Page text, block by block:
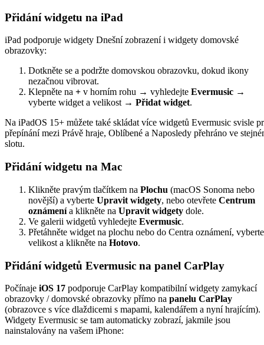
Přidání widgetu na iPad
iPad podporuje widgety Dnešní zobrazení i widgety domovské
obrazovky:
Dotkněte se a podržte domovskou obrazovku, dokud ikony
nezačnou vibrovat.
Klepněte na + v horním rohu → vyhledejte Evermusic →
vyberte widget a velikost → Přidat widget.
Na iPadOS 15+ můžete také skládat více widgetů Evermusic svisle
přepínání mezi Právě hraje, Oblíbené a Naposledy přehráno ve
slotu.
Přidání widgetu na Mac
Klikněte pravým tlačítkem na Plochu (macOS Sonoma nebo
novější) a vyberte Upravit widgety, nebo otevřete Centrum
oznámenía klikněte na Upravit widgety dole.
Ve galerii widgetů vyhledejte Evermusic.
Přetáhněte widget na plochu nebo do Centra oznámení, vyberte
velikost a klikněte na Hotovo.
Přidání widgetů Evermusic na panel CarPlay
Počínaje iOS 17 podporuje CarPlay kompatibilní widgety zamykací
obrazovky / domovské obrazovky přímo na panelu CarPlay
(obrazovce s více dlaždicemi s mapami, kalendářem a nyní hrajícím).
Widgety Evermusic se tam automaticky zobrazí, jakmile jsou
nainstalovány na vašem iPhone: